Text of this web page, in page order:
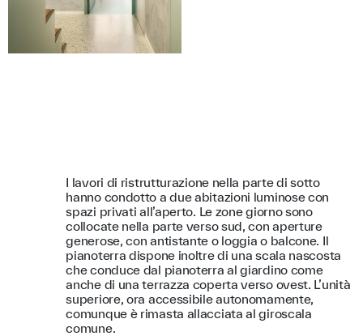
I lavori di ristrutturazione nella parte di sotto
hanno condotto a due abitazioni luminose con
spazi privati all’aperto. Le zone giorno sono
collocate nella parte verso sud, con aperture
generose, con antistante o loggia o balcone. Il
pianoterra dispone inoltre di una scala nascosta
che conduce dal pianoterra al giardino come
anche di una terrazza coperta verso ovest. L’unità
superiore, ora accessibile autonomamente,
comunque è rimasta allacciata al giroscala
comune.